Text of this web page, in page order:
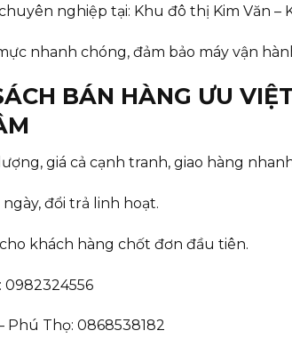
nghiệp tại: Khu đô thị Kim Văn –
nhanh chóng, đảm bảo máy vận
BÁN HÀNG ƯU
giá cả cạnh tranh, giao hàng
ngày, đổi trả linh hoạt.
cho khách hàng chốt đơn đầu tiên.
Phú Thọ: 0868538182